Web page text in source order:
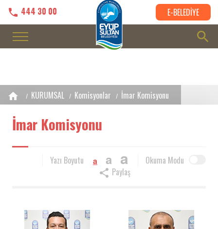
444 30 00 E-BELEDİYE
KURUMSAL Komisyonlar İmar Komisyonu
İmar Komisyonu
Okuma Modu
Yazı Boyutu a a a
Paylaş